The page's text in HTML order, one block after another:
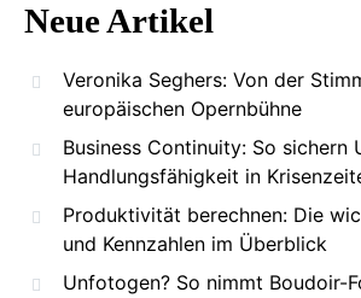
Neue Artikel
Veronika Seghers: Von der
europäischen Opernbühne
Business Continuity: So sichern
Handlungsfähigkeit in
Produktivität berechnen: Die
und Kennzahlen im Überblick
Unfotogen? So nimmt Boudoir-